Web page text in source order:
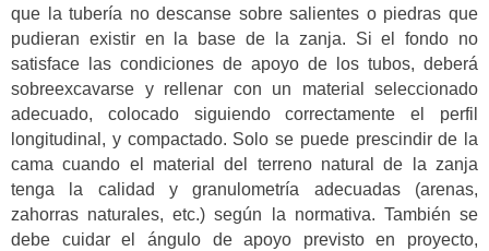
que la tubería no descanse sobre salientes o piedras que
pudieran existir en la base de la zanja. Si el fondo no
satisface las condiciones de apoyo de los tubos, deberá
sobreexcavarse y rellenar con un material seleccionado
adecuado, colocado siguiendo correctamente el perfil
longitudinal, y compactado. Solo se puede prescindir de la
cama cuando el material del terreno natural de la zanja
tenga la calidad y granulometría adecuadas (arenas,
zahorras naturales, etc.) según la normativa. También se
debe cuidar el ángulo de apoyo previsto en proyecto,